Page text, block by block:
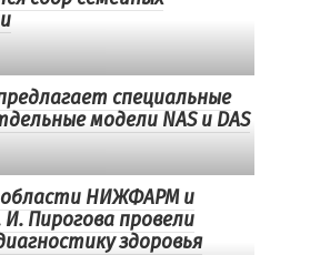
специальные
модели NAS и DAS
области НИЖФАРМ и
Пирогова провели
здоровья